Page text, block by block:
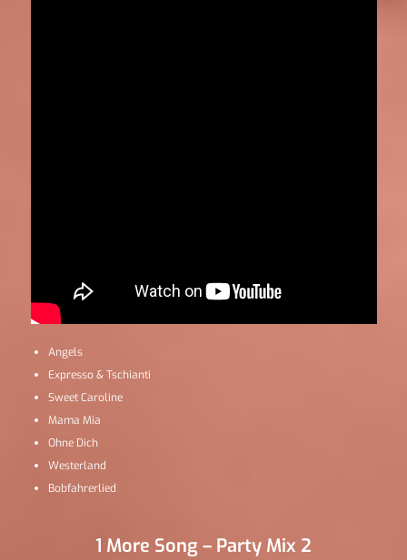
Angels
Expresso & Tschianti
Sweet Caroline
Mama Mia
Ohne Dich
Westerland
Bobfahrerlied
1 More Song – Party Mix 2